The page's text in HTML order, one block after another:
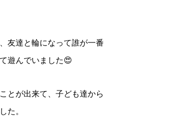
友達と輪になって誰が一番
遊んでいました😍
とが出来て、子ども達から
た。